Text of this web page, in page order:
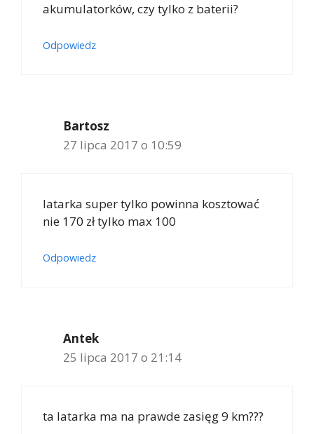
akumulatorków, czy tylko z baterii?
Odpowiedz
Bartosz
27 lipca 2017 o 10:59
latarka super tylko powinna kosztować
nie 170 zł tylko max 100
Odpowiedz
Antek
25 lipca 2017 o 21:14
ta latarka ma na prawde zasięg 9 km???